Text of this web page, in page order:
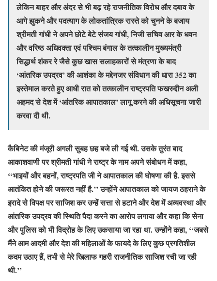
लेकिन बाहर और अंदर से भी बढ़ रहे राजनीतिक विरोध और दबाव के
आगे झुकने और पदत्याग के लोकतांत्रिक रास्ते को चुनने के बजाय
श्रीमती गांधी ने अपने छोटे बेटे संजय गांधी, निजी सचिव आर के धवन
और वरिष्ठ अधिवक्ता एवं पश्चिम बंगाल के तत्कालीन मुख्यमंत्री
सिद्धार्थ शंकर रे जैसे कुछ खास सलाहकारों से मंत्रणा के बाद
‘आंतरिक उपद्रव’ की आशंका के मद्देनजर संविधान की धारा 352 का
इस्तेमाल करते हुए आधी रात को तत्कालीन राष्ट्रपति फखरुद्दीन अली
अहमद से देश में ‘आंतरिक आपातकाल’ लागू करने की अधिसूचना जारी
करवा दी थी.
कैबिनेट की मंजूरी अगली सुबह छह बजे ली गई थी. उसके तुरंत बाद
आकाशवाणी पर श्रीमती गांधी ने राष्ट्र के नाम अपने संबोधन में कहा,
‘‘भाइयों और बहनों, राष्ट्रपति जी ने आपातकाल की घोषणा की है. इससे
आतंकित होने की जरूरत नहीं है.’’ उन्होंने आपातकाल को जायज ठहराने के
इरादे से विपक्ष पर साजिश कर उन्हें सत्ता से हटाने और देश में अव्यवस्था और
आंतरिक उपद्रव की स्थिति पैदा करने का आरोप लगाया और कहा कि सेना
और पुलिस को भी विद्रोह के लिए उकसाया जा रहा था. उन्होंने कहा, ‘‘जबसे
मैंने आम आदमी और देश की महिलाओं के फायदे के लिए कुछ प्रगतिशील
कदम उठाए हैं, तभी से मेरे खिलाफ गहरी राजनीतिक साजिश रची जा रही
थी.’’